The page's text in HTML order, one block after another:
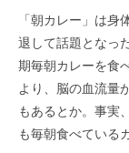
「朝カレー」は身
退して話題となっ
期毎朝カレーを食
より、脳の血流量
もあるとか。事実
も毎朝食べている